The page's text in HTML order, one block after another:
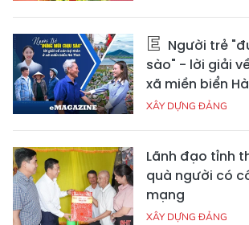
Người trẻ
sào" - lời giải
xã miền biển
XÂY DỰNG ĐẢNG
Lãnh đạo tỉnh
quà người có
mạng
XÂY DỰNG ĐẢNG